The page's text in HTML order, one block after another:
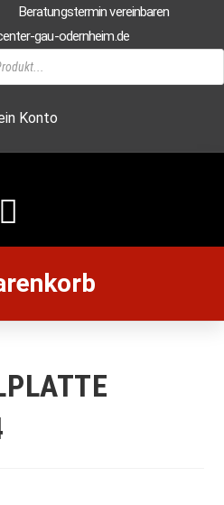
Beratungstermin vereinbaren
gau-odernheim.de
Konto